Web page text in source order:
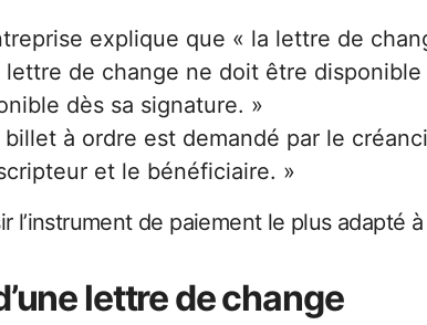
explique que « la lettre de
de change ne doit être
dès sa signature. »
billet à ordre est demandé par le
et le bénéficiaire. »
de paiement le plus adapté
lettre de change